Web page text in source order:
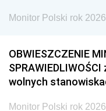
Monitor Polski rok
OBWIESZCZENIE
wolnych
Monitor Polski rok